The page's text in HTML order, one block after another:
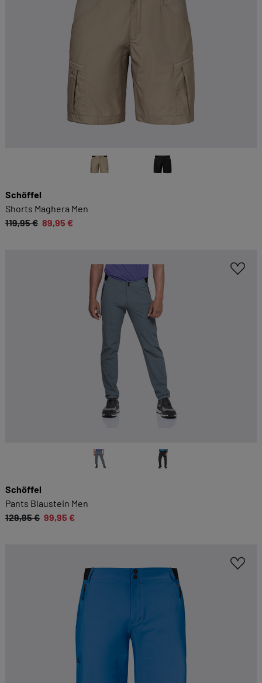
Schöffel
Shorts Maghera Men
119,95 € 89,95 €
Schöffel
Pants Blaustein Men
129,95 € 99,95 €